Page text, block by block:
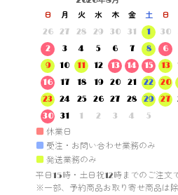
日 月 火 水 木 金
土
26
27 28 29 30 31
1
2
3 4 5 6 7
8
9
10 11 12 13 14
15
16
17 18 19 20 21
22
23
24 25 26 27 28
29
30
31 1 2 3 4 5
日
30
6
13
20
27
■ 休業日
■ 受注・お問い合わせ業務のみ
■ 発送業務のみ
平日15時・土日祝12時までのご注文
※一部、予約商品お取り寄せ商品は除